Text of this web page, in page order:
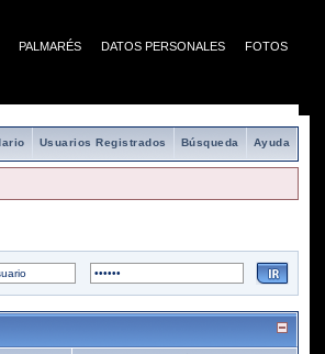
PALMARÉS DATOS PERSONALES FOTOS
Ayuda
Búsqueda
Usuarios Registrados